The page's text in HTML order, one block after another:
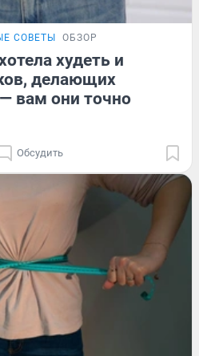
СОВЕТЫ ОБЗОР
худеть и
делающих
вам они точно
Обсудить